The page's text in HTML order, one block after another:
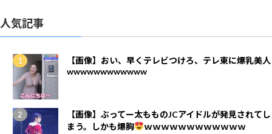
人気記事
【画像】おい、早くテレビつけろ、テレ東に爆乳美人
wwwwwwwwwwww
【画像】ぶってー太もものJCアイドルが発見されてし
まう。しかも爆胸
ｗｗｗｗｗｗｗｗｗｗｗｗ